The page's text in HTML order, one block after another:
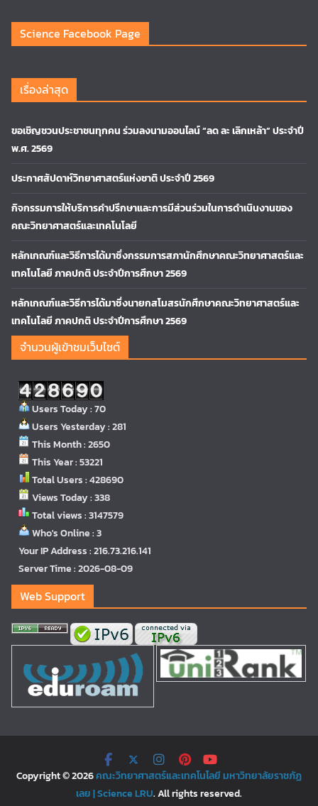
Science Facebook Page
เรื่องล่าสุด
ขอเชิญชวนประชาชนทุกคน ร่วมลงนามออนไลน์ “ลด ละ เลิกเหล้า” ประจำปี
พ.ศ. 2569
ประกาศสัปดาห์วิทยาศาสตร์แห่งชาติ ประจำปี 2569
กิจกรรมการให้บริการคำปรึกษาและการมีส่วนร่วมในการดำเนินงานของ
คณะวิทยาศาสตร์และเทคโนโลยี
หลักเกณฑ์และวิธีการได้มาซึ่งกรรมการสภานักศึกษาคณะวิทยาศาสตร์และ
เทคโนโลยี ภาคปกติ ประจำปีการศึกษา 2569
หลักเกณฑ์และวิธีการได้มาซึ่งนายกสโมสรนักศึกษาคณะวิทยาศาสตร์และ
เทคโนโลยี ภาคปกติ ประจำปีการศึกษา 2569
จำนวนผู้เข้าชมเว็บไซต์
Users Today : 70
Users Yesterday : 281
This Month : 2650
This Year : 53221
Total Users : 428690
Views Today : 338
Total views : 3147579
Who's Online : 3
Your IP Address : 216.73.216.141
Server Time : 2026-08-09
Web Support
Copyright © 2026คณะวิทยาศาสตร์และเทคโนโลยี มหาวิทยาลัยราชภัฏ
เลย | Science LRU. All rights reserved.